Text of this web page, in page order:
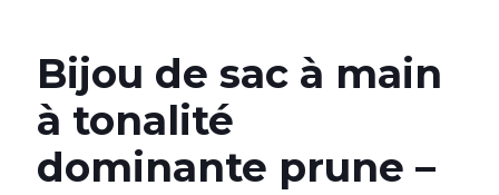
Bijou de sac à main
à tonalité
dominante prune –